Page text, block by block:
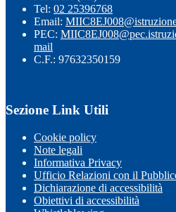
Tel: 02 25396768
Email:
PEC:
mail
C.F.: 97632350159
Sezione Link Utili
Cookie policy
Note legali
Informativa Privacy
Ufficio Relazioni con il
Dichiarazione di accessibilità
Obiettivi di accessibilità